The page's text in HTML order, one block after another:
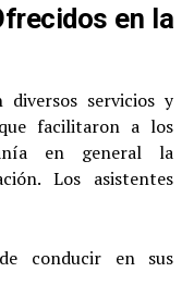
en la
servicios y
facilitaron a los
en general la
Los asistentes
conducir en sus